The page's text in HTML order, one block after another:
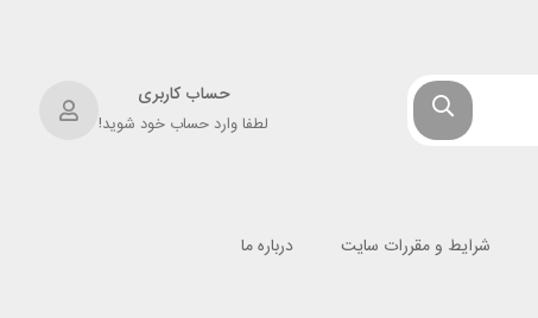
حساب کاربری
لطفا وارد حساب خود شوید!
شرایط و مقررات سایت
درباره ما